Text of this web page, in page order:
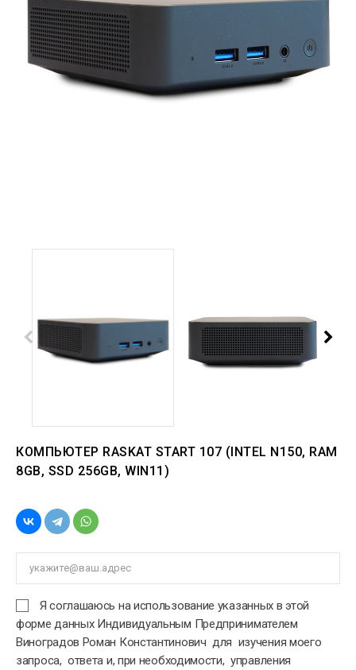
КОМПЬЮТЕР RASKAT START 107 (INTEL N150, RAM
8GB, SSD 256GB, WIN11)
Я соглашаюсь на использование указанных в этой
форме данных Индивидуальным Предпринимателем
Виноградов Роман Константинович для изучения моего
запроса, ответа и, при необходимости, управления